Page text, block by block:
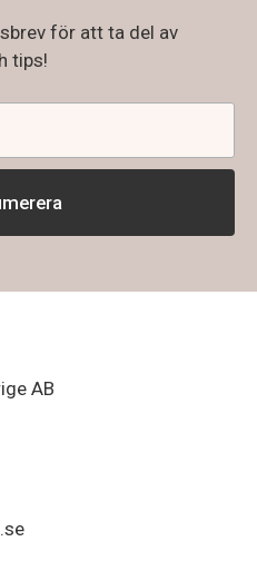
för att ta del av
tips!
AB